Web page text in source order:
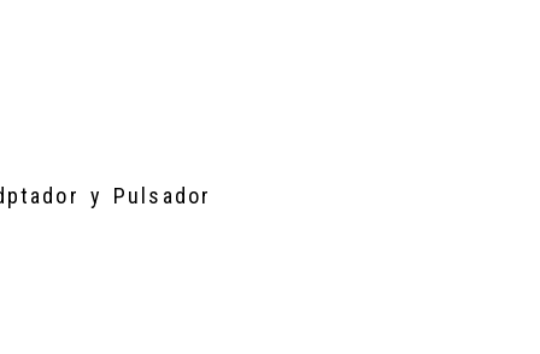
y Pulsador